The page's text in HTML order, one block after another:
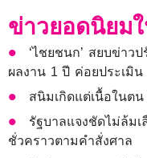
ข่าวยอดนิยม
‘ไชยชนก’ สยบข่าว
ผลงาน 1 ปี ค่อยประเมิน
สนิมเกิดแต่เนื้อในตน
รัฐบาลแจงชัดไม่ล้ม
ชั่วคราวตามคำสั่งศาล